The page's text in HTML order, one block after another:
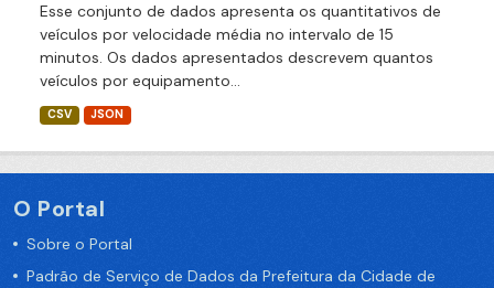
Esse conjunto de dados apresenta os quantitativos de
veículos por velocidade média no intervalo de 15
minutos. Os dados apresentados descrevem quantos
veículos por equipamento...
CSV JSON
O Portal
Sobre o Portal
Padrão de Serviço de Dados da Prefeitura da Cidade de